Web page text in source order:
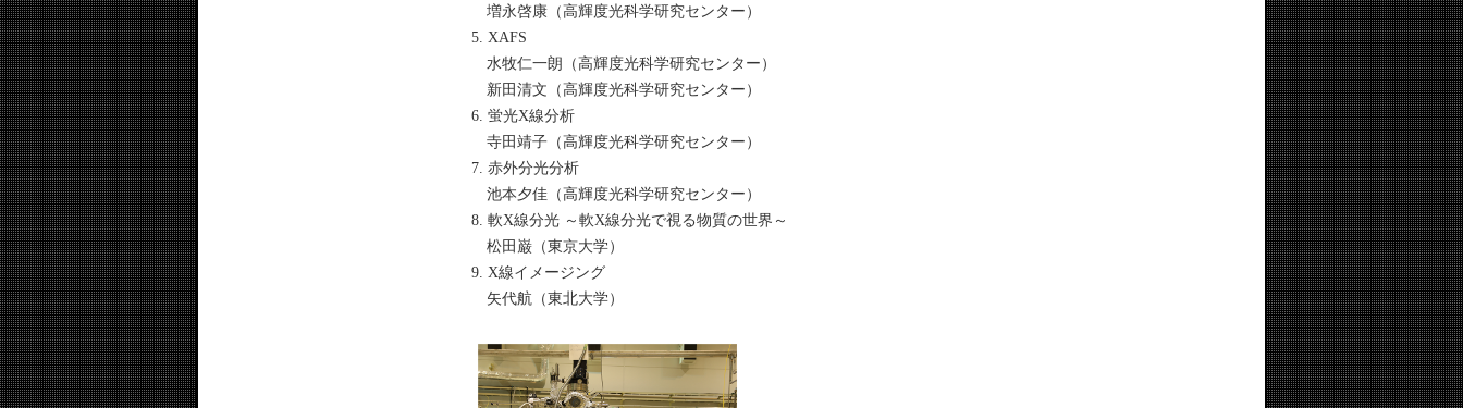
増永啓康（高輝度光科学研究センター）
5. XAFS
水牧仁一朗（高輝度光科学研究センター）
新田清文（高輝度光科学研究センター）
6. 蛍光X線分析
寺田靖子（高輝度光科学研究センター）
7. 赤外分光分析
池本夕佳（高輝度光科学研究センター）
8. 軟X線分光 ～軟X線分光で視る物質の世界～
松田巌（東京大学）
9. X線イメージング
矢代航（東北大学）